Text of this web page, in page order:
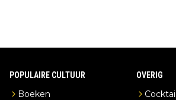
POPULAIRE CULTUUR
Boeken
OVERIG